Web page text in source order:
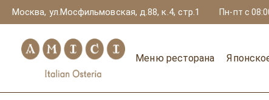
Москва, ул.Мосфильмовская, д.88, к.4, стр.1 Пн-пт с
Меню ресторана